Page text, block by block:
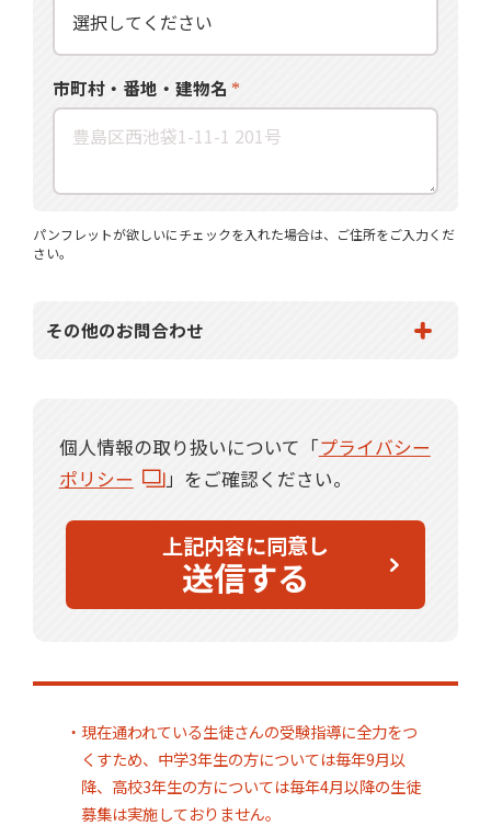
市町村・番地・建物名
パンフレットが欲しいにチェックを入れた場合は、ご住所をご入力くだ
さい。
その他のお問合わせ
個人情報の取り扱いについて「プライバシー
ポリシー
」をご確認ください。
上記内容に同意し
送信する
・現在通われている生徒さんの受験指導に全力をつ
くすため、中学3年生の方については毎年9月以
降、高校3年生の方については毎年4月以降の生徒
募集は実施しておりません。